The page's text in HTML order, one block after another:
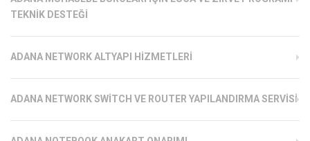
TEKNIK DESTEĞI
ADANA NETWORK ALTYAPI HIZMETLERI
ADANA NETWORK SWITCH VE ROUTER YAPILANDIRMA SERVISI